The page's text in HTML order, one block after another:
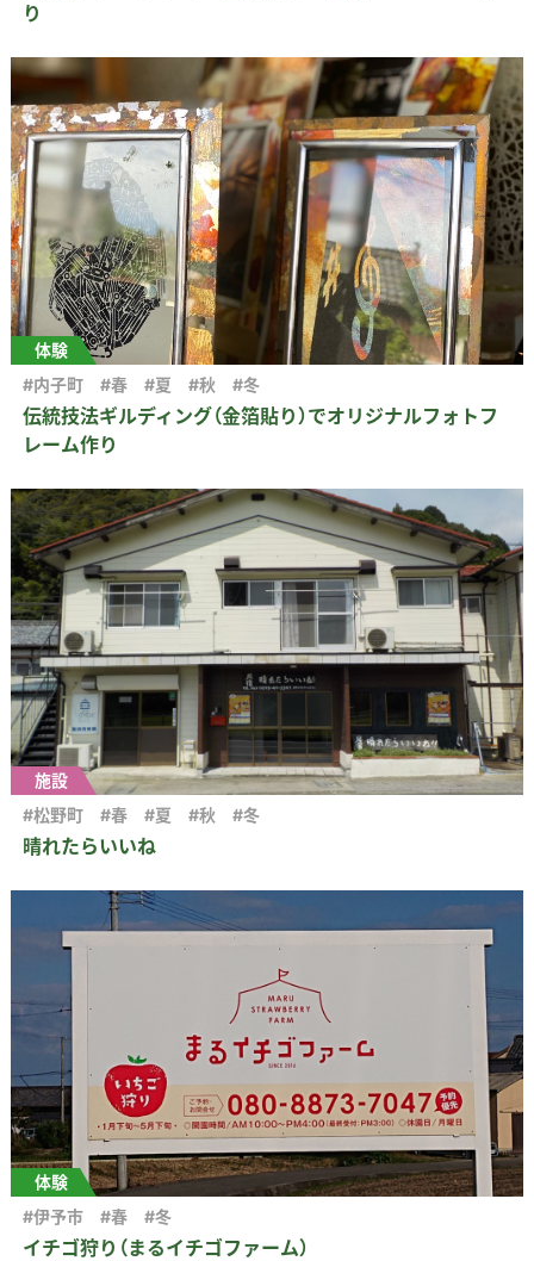
り
体験
伝統技法ギルディング（金箔貼り）でオリジナルフォトフ
レーム作り
#内子町 #春 #夏 #秋 #冬
施設
晴れたらいいね
#松野町 #春 #夏 #秋 #冬
体験
イチゴ狩り（まるイチゴファーム）
#伊予市 #春 #冬